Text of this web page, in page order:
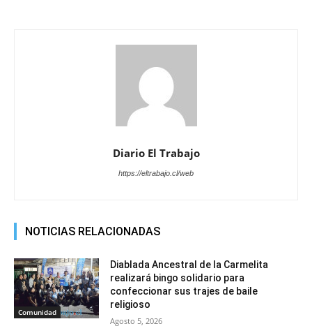
Diario El Trabajo
https://eltrabajo.cl/web
NOTICIAS RELACIONADAS
Comunidad
Diablada Ancestral de la Carmelita
realizará bingo solidario para
confeccionar sus trajes de baile
religioso
Agosto 5, 2026